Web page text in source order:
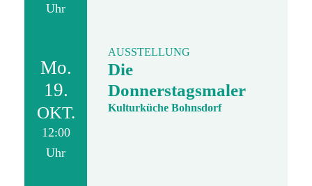
Uhr
Mo.
19.
OKT.
12:00
Uhr
AUSSTELLUNG
Die
Donnerstagsmaler
Kulturküche Bohnsdorf